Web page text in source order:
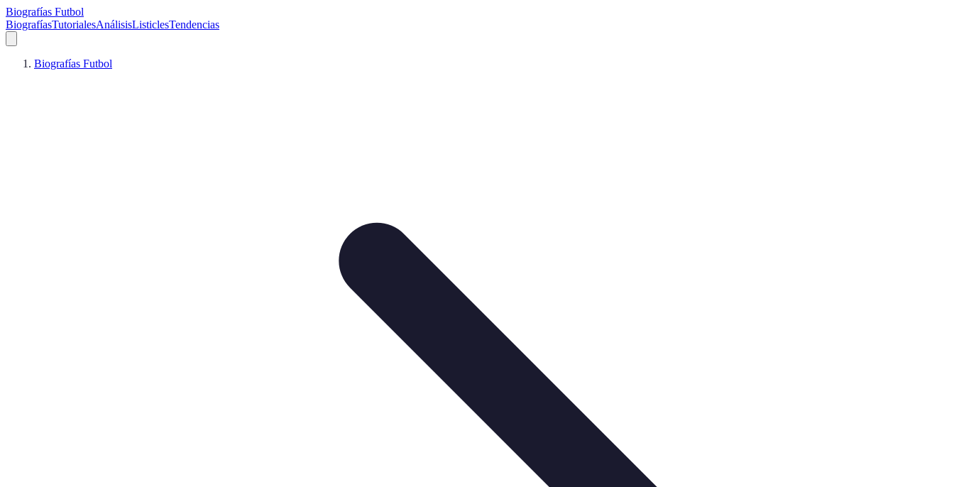
Biografías Futbol
BiografíasTutorialesAnálisisListiclesTendencias
Biografías Futbol